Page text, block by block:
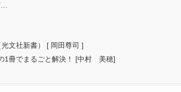
文社新書） [ 岡田尊司 ]
1冊でまるごと解決！ [中村 美穂]